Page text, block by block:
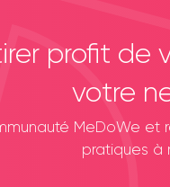
profit de
votre
MeDoWe
pratiques à